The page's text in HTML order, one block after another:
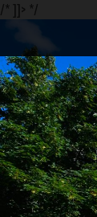
/* ]]> */
content